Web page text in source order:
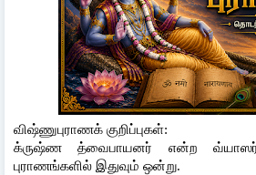
விஷ்ணுபுராணக் குறிப்புகள்:
க்ருஷ்ண த்வைபாயனர் என்ற வ்யாஸர்
புராணங்களில் இதுவும் ஒன்று.